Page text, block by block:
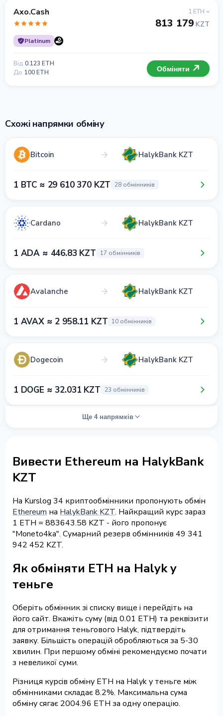
Axo.Cash
Platinum
1 ETH =
813 179 KZT
Від 0.123 ETH
До 100 ETH Обміняти
Схожі напрямки обміну
Bitcoin HalykBank KZT
1 BTC ≈ 29 610 370 KZT 28 обмінників
Cardano HalykBank KZT
1 ADA ≈ 446.83 KZT 17 обмінників
Avalanche HalykBank KZT
1 AVAX ≈ 2 958.11 KZT 10 обмінників
Dogecoin HalykBank KZT
1 DOGE ≈ 32.031 KZT 23 обмінників
Ще 4 напрямків
Вивести Ethereum на HalykBank
KZT
На Kurslog 34 криптообмінники пропонують обмін
Ethereum на HalykBank KZT. Найкращий курс зараз
1 ETH = 883643.58 KZT - його пропонує
"Moneto4ka". Сумарний резерв обмінників 49 341
942 452 KZT.
Як обміняти ETH на Halyk у
теньге
Оберіть обмінник зі списку вище і перейдіть на
його сайт. Вкажіть суму (від 0.01 ETH) та реквізити
для отримання теньгового Halyk, підтвердіть
заявку. Більшість операцій обробляються за 5-30
хвилин. При першому обміні рекомендуємо почати
з невеликої суми.
Різниця курсів обміну ETH на Halyk у теньге між
обмінниками складає 8.2%. Максимальна сума
обміну сягає 2004.96 ETH за одну операцію.